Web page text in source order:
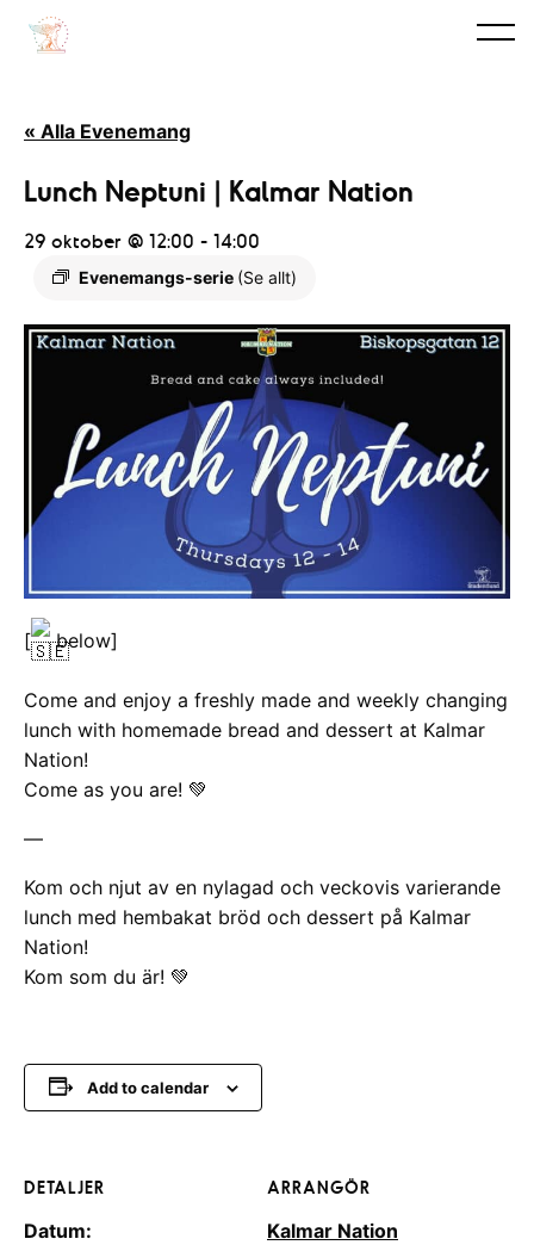
« Alla Evenemang
Lunch Neptuni | Kalmar Nation
29 oktober @ 12:00 - 14:00
Evenemangs-serie (Se allt)
[ below]
Come and enjoy a freshly made and weekly changing
lunch with homemade bread and dessert at Kalmar
Nation!
Come as you are! 💚
—
Kom och njut av en nylagad och veckovis varierande
lunch med hembakat bröd och dessert på Kalmar
Nation!
Kom som du är! 💚
Add to calendar
DETALJER
Datum:
ARRANGÖR
Kalmar Nation